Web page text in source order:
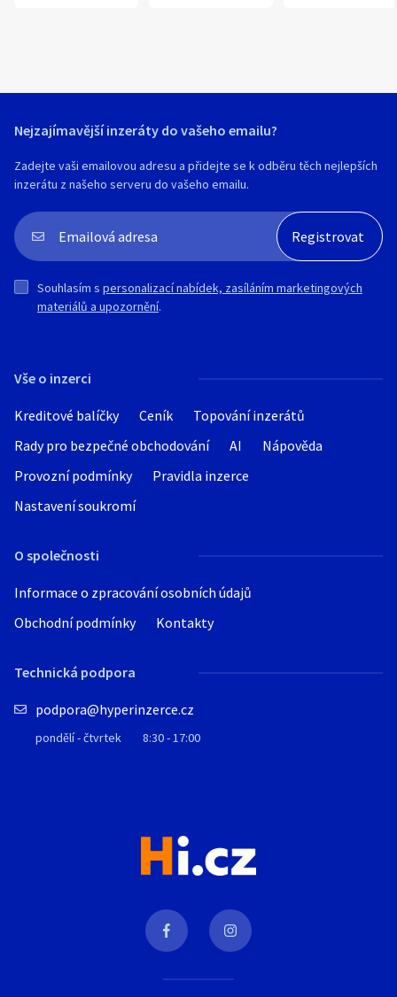
Vše o inzerci
Kreditové balíčky Ceník
Topování inzerátů
Rady pro bezpečné obchodování
AI
Nápověda
Provozní podmínky
Pravidla inzerce
Nastavení soukromí
O společnosti
Informace o zpracování osobních údajů
Obchodní podmínky
Kontakty
Technická podpora
podpora@hyperinzerce.cz
pondělí - čtvrtek 8:30 - 17:00
Nejzajímavější inzeráty do vašeho emailu?
Zadejte vaši emailovou adresu a přidejte se k odběru těch nejlepších
inzerátu z našeho serveru do vašeho emailu.
Souhlasím s personalizací nabídek, zasíláním marketingových
materiálů a upozornění.